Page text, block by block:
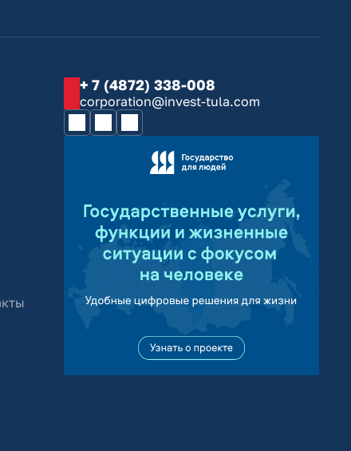
+ 7 (4872) 338-008
corporation@invest-tula.com